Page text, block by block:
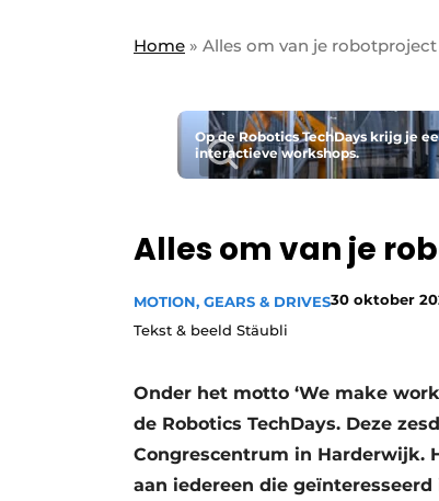
Evenement aanmelden
Meest gelezen
Nieuwsbrief
Vacature aanmelden
Vacatures
Video’s
Home » Alles om van je
Op de Robotics TechDays krijg je
interactieve workshops.
Alles om van je
MOTION, GEARS & DRIVES30 oktober
Tekst & beeld Stäubli
Onder het motto ‘We make
de Robotics TechDays. Deze
Congrescentrum in Harderwijk.
aan iedereen die